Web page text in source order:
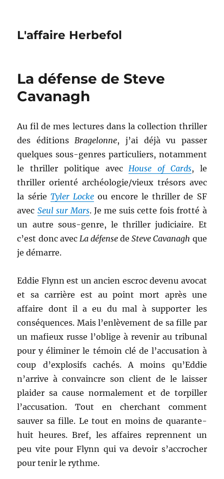
L'affaire Herbefol
La défense de Steve
Cavanagh
Au fil de mes lectures dans la collection thriller
des éditionsBragelonne, j’ai déjà vu passer
quelques sous-genres particuliers, notamment
le thriller politique avecHouse of Cards, le
thriller orienté archéologie/vieux trésors avec
la série Tyler Lockeou encore le thriller de SF
avec Seul sur Mars. Je me suis cette fois frotté à
un autre sous-genre, le thriller judiciaire. Et
c’est donc avec La défense deSteve Cavanagh que
je démarre.
Eddie Flynn est un ancien escroc devenu avocat
et sa carrière est au point mort après une
affaire dont il a eu du mal à supporter les
conséquences. Mais l’enlèvement de sa fille par
un mafieux russe l’oblige à revenir au tribunal
pour y éliminer le témoin clé de l’accusation à
coup d’explosifs cachés. A moins qu’Eddie
n’arrive à convaincre son client de le laisser
plaider sa cause normalement et de torpiller
l’accusation. Tout en cherchant comment
sauver sa fille. Le tout en moins de quarante-
huit heures. Bref, les affaires reprennent un
peu vite pour Flynn qui va devoir s’accrocher
pour tenir le rythme.